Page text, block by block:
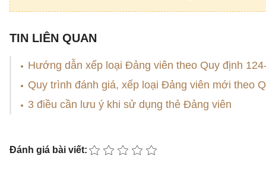
TIN LIÊN QUAN
Hướng dẫn xếp loại Đảng viên theo Quy định
Quy trình đánh giá, xếp loại Đảng viên mới theo
3 điều cần lưu ý khi sử dụng thẻ Đảng viên
Đánh giá bài viết: